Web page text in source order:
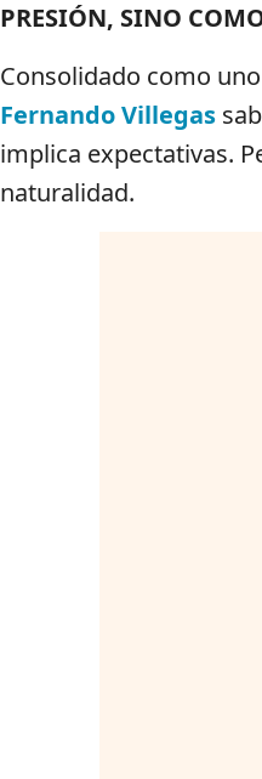
PRESIÓN, SINO
Consolidado como
Fernando Villegas
implica expectativas.
naturalidad.